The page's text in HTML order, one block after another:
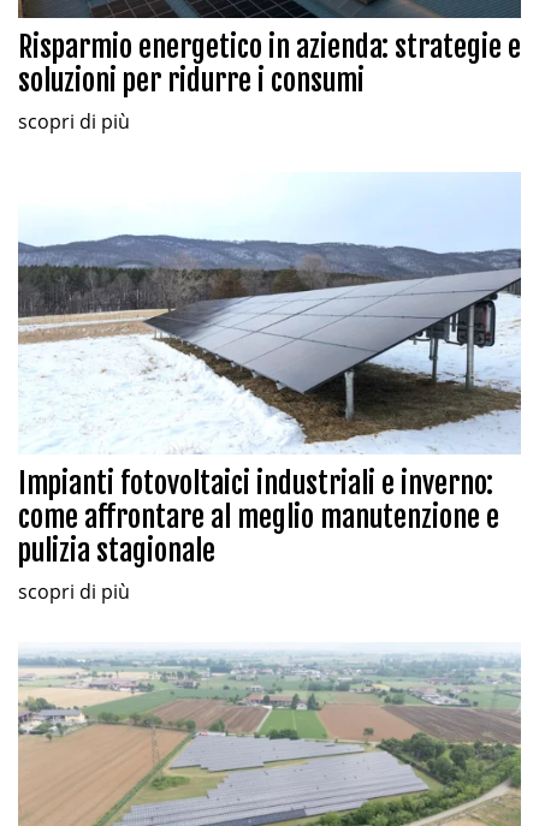
Risparmio energetico in azienda: strategie e
soluzioni per ridurre i consumi
scopri di più
Impianti fotovoltaici industriali e inverno:
come affrontare al meglio manutenzione e
pulizia stagionale
scopri di più